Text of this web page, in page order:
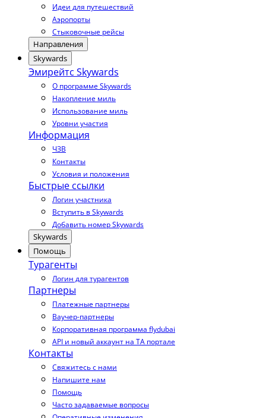
Идеи для путешествий
Аэропорты
Стыковочные рейсы
Направления
Skywards
Эмирейтс Skywards
О программе Skywards
Накопление миль
Использование миль
Уровни участия
Информация
ЧЗВ
Контакты
Условия и положения
Быстрые ссылки
Логин участника
Вступить в Skywards
Добавить номер Skywards
Skywards
Помощь
Турагенты
Логин для турагентов
Партнеры
Платежные партнеры
Ваучер-партнеры
Корпоративная программа flydubai
API и новый аккаунт на TA портале
Контакты
Свяжитесь с нами
Напишите нам
Помощь
Часто задаваемые вопросы